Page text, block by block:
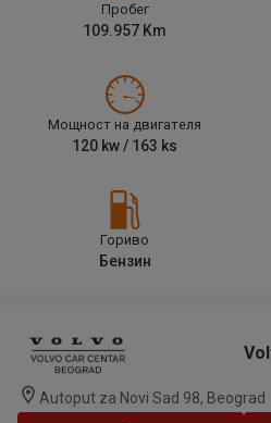
Пробег
109.957 Km
Мощност на двигателя
120 kw / 163 ks
Гориво
Бензин
Autoput za Novi Sad 98, Beograd